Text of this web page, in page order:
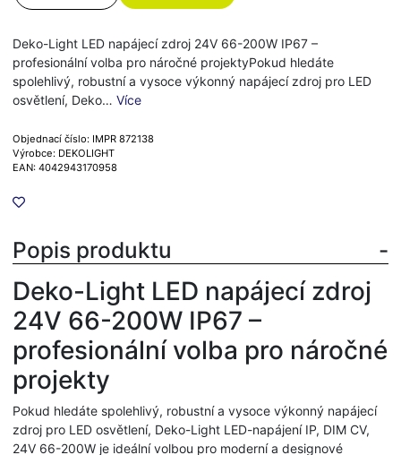
Deko-Light LED napájecí zdroj 24V 66-200W IP67 –
profesionální volba pro náročné projektyPokud hledáte
spolehlivý, robustní a vysoce výkonný napájecí zdroj pro LED
osvětlení, Deko… Více
Objednací číslo: IMPR 872138
Výrobce: DEKOLIGHT
EAN: 4042943170958
Popis produktu
Deko-Light LED napájecí zdroj
24V 66-200W IP67 –
profesionální volba pro náročné
projekty
Pokud hledáte spolehlivý, robustní a vysoce výkonný napájecí
zdroj pro LED osvětlení, Deko-Light LED-napájení IP, DIM CV,
24V 66-200W je ideální volbou pro moderní a designové